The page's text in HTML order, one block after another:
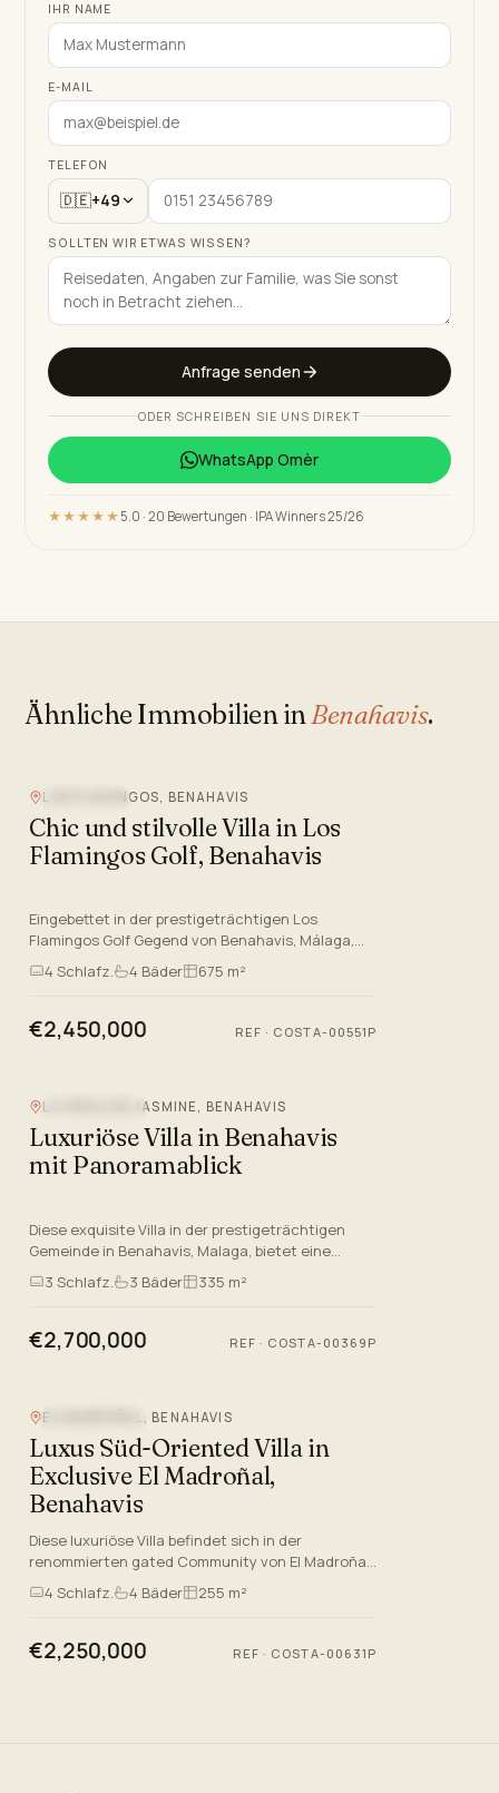
IHR NAME
E-MAIL
TELEFON
🇩🇪+49
SOLLTEN WIR ETWAS WISSEN?
Anfrage senden
ODER SCHREIBEN SIE UNS DIREKT
WhatsApp Omèr
★★★★★ 5.0 · 20 Bewertungen · IPA Winners 25/26
Ähnliche Immobilien in Benahavis.
LOS FLAMINGOS, BENAHAVIS
Chic und stilvolle Villa in Los
Flamingos Golf, Benahavis
Eingebettet in der prestigeträchtigen Los
Flamingos Golf Gegend von Benahavis, Málaga,
verkörpert diese schicke und stilvolle Villa Luxus
leben an der Costa De…
4 Schlafz. 4 Bäder 675 m²
€2,450,000 REF · COSTA-00551P
LA FINCA DE JASMINE, BENAHAVIS
Luxuriöse Villa in Benahavis
mit Panoramablick
Diese exquisite Villa in der prestigeträchtigen
Gemeinde in Benahavis, Malaga, bietet eine
perfekte Mischung aus Luxus und Komfort. Dieses
Anwesen verfügt über…
3 Schlafz. 3 Bäder 335 m²
€2,700,000 REF · COSTA-00369P
EL MADROÑAL, BENAHAVIS
Luxus Süd-Oriented Villa in
Exclusive El Madroñal,
Benahavis
Diese luxuriöse Villa befindet sich in der
renommierten gated Community von El Madroñal,
Benahavis und bietet einen außergewöhnlichen
Lebensstil inmitten der n…
4 Schlafz. 4 Bäder 255 m²
€2,250,000 REF · COSTA-00631P